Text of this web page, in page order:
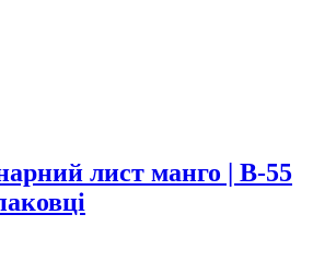
лист манго | В-55